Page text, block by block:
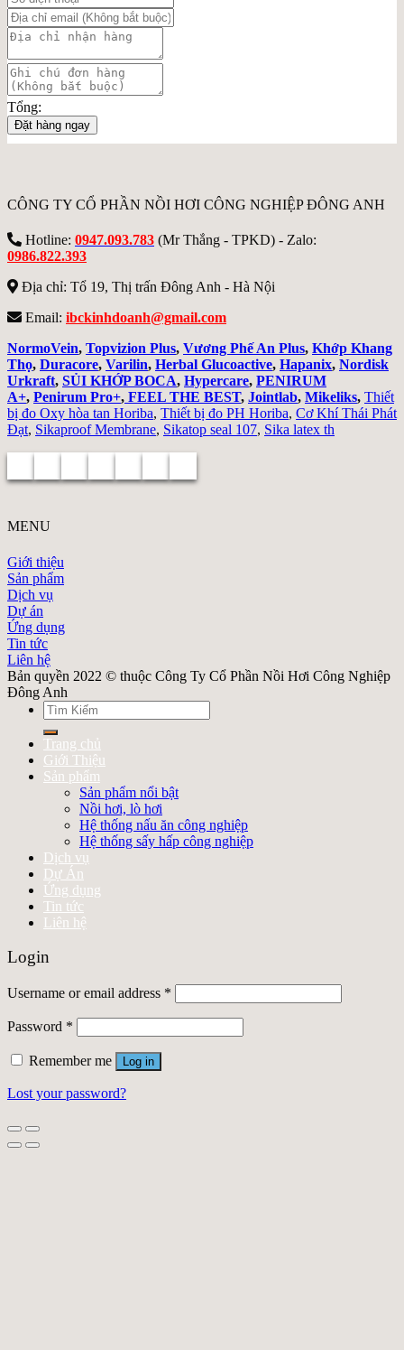
Tổng:
Đặt hàng ngay
CÔNG TY CỔ PHẦN NỒI HƠI CÔNG NGHIỆP ĐÔNG ANH
Hotline: 0947.093.783 (Mr Thắng - TPKD) - Zalo:
0986.822.393
Địa chỉ: Tổ 19, Thị trấn Đông Anh - Hà Nội
Email: ibckinhdoanh@gmail.com
NormoVein, Topvizion Plus, Vương Phế An Plus, Khớp Khang
Thọ, Duracore, Varilin, Herbal Glucoactive, Hapanix, Nordisk
Urkraft, SỦI KHỚP BOCA, Hypercare, PENIRUM
A+, Penirum Pro+, FEEL THE BEST, Jointlab, Mikeliks, Thiết
bị đo Oxy hòa tan Horiba, Thiết bị đo PH Horiba, Cơ Khí Thái Phát
Đạt, Sikaproof Membrane, Sikatop seal 107, Sika latex th
MENU
Giới thiệu
Sản phẩm
Dịch vụ
Dự án
Ứng dụng
Tin tức
Liên hệ
Bản quyền 2022 © thuộc Công Ty Cổ Phần Nồi Hơi Công Nghiệp
Đông Anh
Search
for:
Trang chủ
Giới Thiệu
Sản phẩm
Sản phẩm nổi bật
Nồi hơi, lò hơi
Hệ thống nấu ăn công nghiệp
Hệ thống sấy hấp công nghiệp
Dịch vụ
Dự Án
Ứng dụng
Tin tức
Liên hệ
Login
Username or email address *
Password *
Remember me Log in
Lost your password?